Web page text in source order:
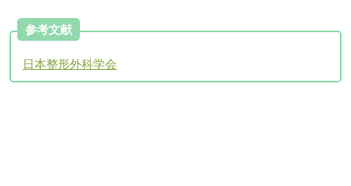
参考文献
日本整形外科学会